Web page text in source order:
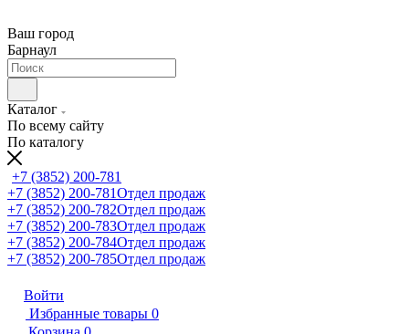
Ваш город
Барнаул
Каталог
По всему сайту
По каталогу
+7 (3852) 200-781
+7 (3852) 200-781Отдел продаж
+7 (3852) 200-782Отдел продаж
+7 (3852) 200-783Отдел продаж
+7 (3852) 200-784Отдел продаж
+7 (3852) 200-785Отдел продаж
Войти
Избранные товары 0